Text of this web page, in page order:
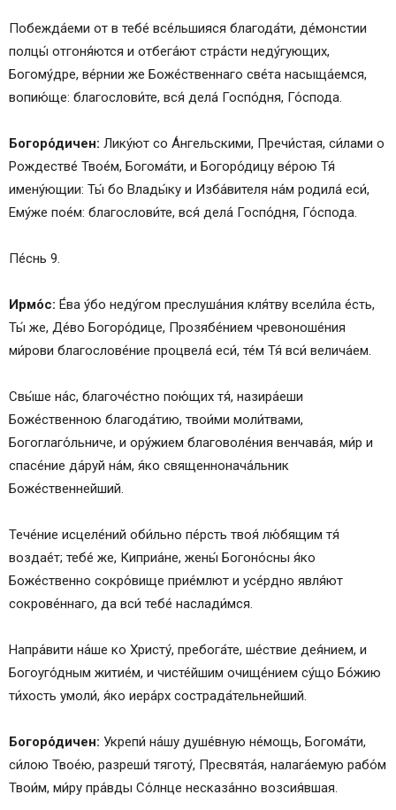
Побежда́еми от в тебе́ все́льшияся благода́ти, де́монстии
полцы́ отгоня́ются и отбега́ют стра́сти неду́гующих,
Богому́дре, ве́рнии же Боже́ственнаго све́та насыща́емся,
вопию́ще: благослови́те, вся́ дела́ Госпо́дня, Го́спода.
Богоро́дичен: Лику́ют со А́нгельскими, Пречи́стая, си́лами о
Рождестве́ Твое́м, Богома́ти, и Богоро́дицу ве́рою Тя́
имену́ющии: Ты́ бо Влады́ку и Изба́вителя на́м родила́ еси́,
Ему́же пое́м: благослови́те, вся́ дела́ Госпо́дня, Го́спода.
Пе́снь 9.
Ирмо́с: Е́ва у́бо неду́гом преслуша́ния кля́тву всели́ла е́сть,
Ты́ же, Де́во Богоро́дице, Прозябе́нием чревоноше́ния
ми́рови благослове́ние процвела́ еси́, те́м Тя́ вси́ велича́ем.
Свы́ше на́с, благоче́стно пою́щих тя́, назира́еши
Боже́ственною благода́тию, твои́ми моли́твами,
Богоглаго́льниче, и ору́жием благоволе́ния венчава́я, ми́р и
спасе́ние да́руй на́м, я́ко священнонача́льник
Боже́ственнейший.
Тече́ние исцеле́ний оби́льно пе́рсть твоя́ лю́бящим тя́
воздае́т; тебе́ же, Киприа́не, жены́ Богоно́сны я́ко
Боже́ственно сокро́вище прие́млют и усе́рдно явля́ют
сокрове́ннаго, да вси́ тебе́ наслади́мся.
Напра́вити на́ше ко Христу́, пребога́те, ше́ствие дея́нием, и
Богоуго́дным житие́м, и чисте́йшим очище́нием су́що Бо́жию
ти́хость умоли́, я́ко иера́рх сострада́тельнейший.
Богоро́дичен: Укрепи́ на́шу душе́вную не́мощь, Богома́ти,
си́лою Твое́ю, разреши́ тяготу́, Пресвята́я, налага́емую рабо́м
Твои́м, ми́ру пра́вды Со́лнце несказа́нно возсия́вшая.